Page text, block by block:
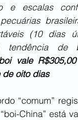
e escalas
(10 dias
tendência de
vale
de oito dias
“comum”
China” está